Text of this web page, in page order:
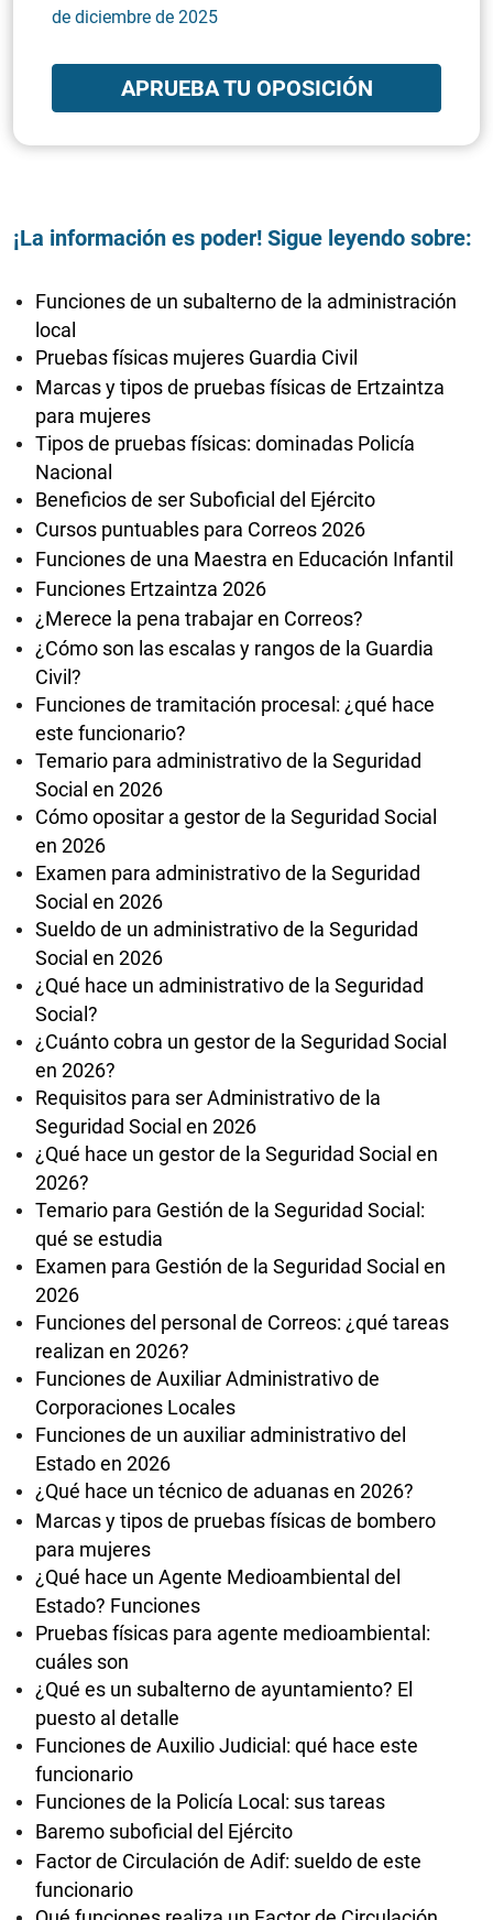
de diciembre de 2025
APRUEBA TU OPOSICIÓN
¡La información es poder! Sigue leyendo sobre:
Funciones de un subalterno de la administración
local
Pruebas físicas mujeres Guardia Civil
Marcas y tipos de pruebas físicas de Ertzaintza
para mujeres
Tipos de pruebas físicas: dominadas Policía
Nacional
Beneficios de ser Suboficial del Ejército
Cursos puntuables para Correos 2026
Funciones de una Maestra en Educación Infantil
Funciones Ertzaintza 2026
¿Merece la pena trabajar en Correos?
¿Cómo son las escalas y rangos de la Guardia
Civil?
Funciones de tramitación procesal: ¿qué hace
este funcionario?
Temario para administrativo de la Seguridad
Social en 2026
Cómo opositar a gestor de la Seguridad Social
en 2026
Examen para administrativo de la Seguridad
Social en 2026
Sueldo de un administrativo de la Seguridad
Social en 2026
¿Qué hace un administrativo de la Seguridad
Social?
¿Cuánto cobra un gestor de la Seguridad Social
en 2026?
Requisitos para ser Administrativo de la
Seguridad Social en 2026
¿Qué hace un gestor de la Seguridad Social en
2026?
Temario para Gestión de la Seguridad Social:
qué se estudia
Examen para Gestión de la Seguridad Social en
2026
Funciones del personal de Correos: ¿qué tareas
realizan en 2026?
Funciones de Auxiliar Administrativo de
Corporaciones Locales
Funciones de un auxiliar administrativo del
Estado en 2026
¿Qué hace un técnico de aduanas en 2026?
Marcas y tipos de pruebas físicas de bombero
para mujeres
¿Qué hace un Agente Medioambiental del
Estado? Funciones
Pruebas físicas para agente medioambiental:
cuáles son
¿Qué es un subalterno de ayuntamiento? El
puesto al detalle
Funciones de Auxilio Judicial: qué hace este
funcionario
Funciones de la Policía Local: sus tareas
Baremo suboficial del Ejército
Factor de Circulación de Adif: sueldo de este
funcionario